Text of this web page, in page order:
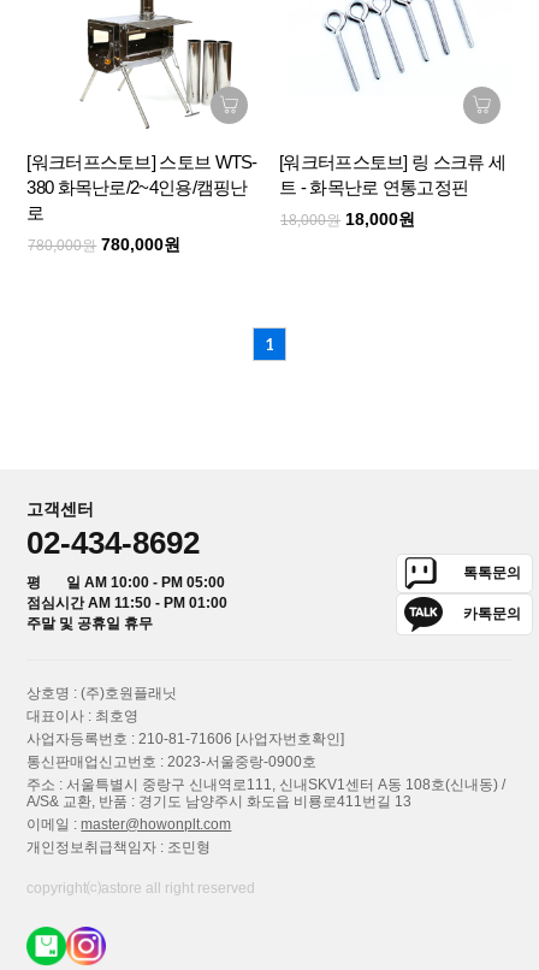
[워크터프스토브] 스토브 WTS-
380 화목난로/2~4인용/캠핑난
로
780,000원 780,000원
[워크터프스토브] 링 스크류 세
트 - 화목난로 연통고정핀
18,000원 18,000원
1
고객센터
02-434-8692
평 일 AM 10:00 - PM 05:00
점심시간 AM 11:50 - PM 01:00
주말 및 공휴일 휴무
톡톡문의
카톡문의
상호명 : (주)호원플래닛
대표이사 : 최호영
사업자등록번호 : 210-81-71606 [사업자번호확인]
통신판매업신고번호 : 2023-서울중랑-0900호
주소 : 서울특별시 중랑구 신내역로111, 신내SKV1센터 A동 108호(신내동) /
A/S& 교환, 반품 : 경기도 남양주시 화도읍 비룡로411번길 13
이메일 :master@howonplt.com
개인정보취급책임자 : 조민형
copyright⒞astore all right reserved